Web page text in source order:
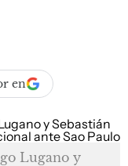
en
Lugano y